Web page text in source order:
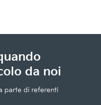
da noi
parte di referenti